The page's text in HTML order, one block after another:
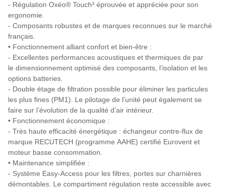
- Régulation Oxéo® Touch³ éprouvée et appréciée pour son
ergonomie.
- Composants robustes et de marques reconnues sur le marché
français.
• Fonctionnement alliant confort et bien-être :
- Excellentes performances acoustiques et thermiques de par
le dimensionnement optimisé des composants, l’isolation et les
options batteries.
- Double étage de filtration possible pour éliminer les particules
les plus fines (PM1). Le pilotage de l’unité peut également se
faire sur l’évolution de la qualité d’air intérieur.
• Fonctionnement économique :
- Très haute efficacité énergétique : échangeur contre-flux de
marque RECUTECH (programme AAHE) certifié Eurovent et
moteur basse consommation.
• Maintenance simplifiée :
- Système Easy-Access pour les filtres, portes sur charnières
démontables. Le compartiment régulation reste accessible avec